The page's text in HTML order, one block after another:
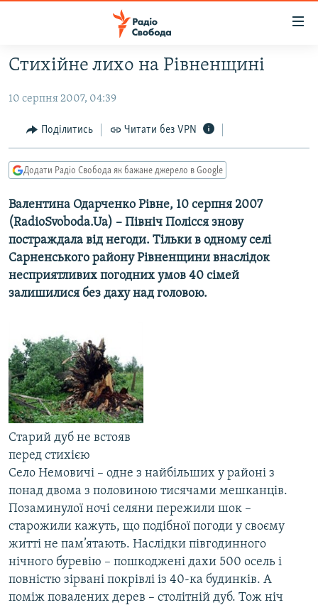
Перейти
до
основного
Перейти
до
основної
навігації
Перейти
до
пошуку
ВСЕ ЗА ДОБУ
СТАТТІ
ЕКОНОМІКА
СУСПІЛЬСТВО
КУЛЬТУРА
СПОРТ
УКРАЇНА
ВІЙНА
РОСІЙСЬКА «ФІЛЬТРАЦІЯ»
ДОНБАС.РЕАЛІЇ
КРИМ.РЕАЛІЇ
ТИ ЯК?
СХЕМИ
МУЛЬТИМЕДІА
ФОТО
СПЕЦПРОЄКТИ
ПОДКАСТИ
КРИМ РЕАЛІЇ
РУС
УКР
КТАТ
ДОЛУЧАЙСЯ!
Стихійне лихо на Рівненщині
10 серпня 2007, 04:39
Поділитись Читати без VPN
Додати Радіо Свобода як бажане джерело в Google
Валентина Одарченко Рівне, 10 серпня 2007
(RadioSvoboda.Ua) – Північ Полісся знову
постраждала від негоди. Тільки в одному селі
Сарненського району Рівненщини внаслідок
несприятливих погодних умов 40 сімей
залишилися без даху над головою.
Старий дуб не встояв
перед стихією
Село Немовичі – одне з найбільших у районі з
понад двома з половиною тисячами мешканців.
Позаминулої ночі селяни пережили шок –
старожили кажуть, що подібної погоди у своєму
житті не пам’ятають. Наслідки півгодинного
нічного буревію – пошкоджені дахи 500 осель і
повністю зірвані покрівлі із 40-ка будинків. А
поміж повалених дерев – столітній дуб. Тож ніч